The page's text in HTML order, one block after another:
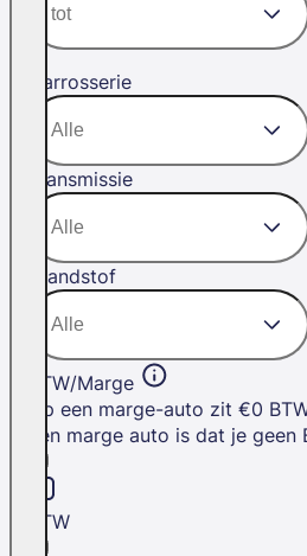
Carrosserie
Transmissie
Brandstof
BTW/Marge
Op een marge-auto zit €0
een marge auto is dat je
BTW